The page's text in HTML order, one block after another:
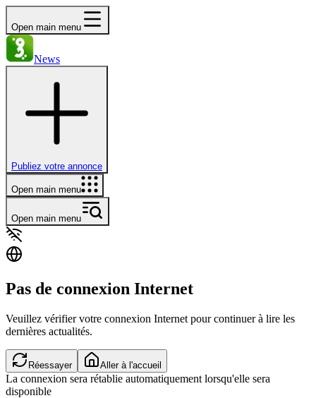
Open main menu
News
Publiez votre annonce
Open main menu
Open main menu
Pas de connexion Internet
Veuillez vérifier votre connexion Internet pour continuer à lire les
dernières actualités.
Réessayer Aller à l'accueil
La connexion sera rétablie automatiquement lorsqu'elle sera
disponible